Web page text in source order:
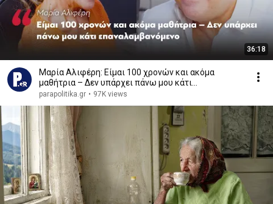
36:18
Μαρία Αλιφέρη: Είμαι 100 χρονών και ακόμα
μαθήτρια – Δεν υπάρχει πάνω μου κάτι
επαναλαμβανόμενο
parapolitika.gr • 97K views